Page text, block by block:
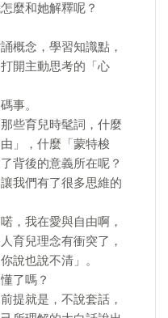
麼和她解釋呢？
概念，學習知識點，
開主動思考的「心
事。
些育兒時髦詞，什麼
」，什麼「蒙特梭
背後的意義所在呢？
我們有了很多思維的
，我在愛與自由啊，
育兒理念有衝突了，
說也說不清」。
了嗎？
提就是，不說套話，